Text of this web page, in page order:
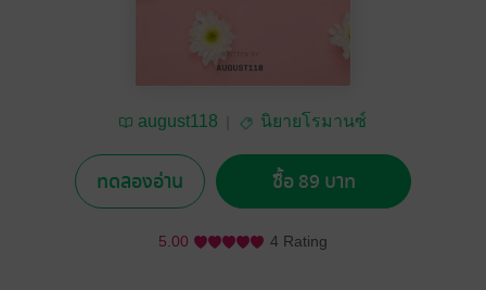
august118 นิยายโรมานซ์
ทดลองอ่าน ซื้อ 89 บาท
5.00 4 Rating